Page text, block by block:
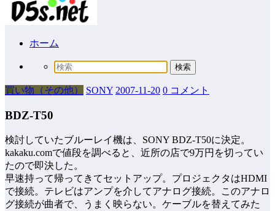
ホーム
買い物（その他） SONY 2007-11-20 0 コメント
BDZ-T50
検討していたブルーレイ機は、SONY BDZ-T50に決定。
kakaku.comで値段を調べると、近所の店で9万円を切ってい
たので即決した。
早速持って帰ってきてセットアップ。プロジェクタはHDMI
で接続。テレビはアンプを介してアナログ接続。このアナロ
グ接続が曲者で、うまく映らない。ケーブルを替えてみた